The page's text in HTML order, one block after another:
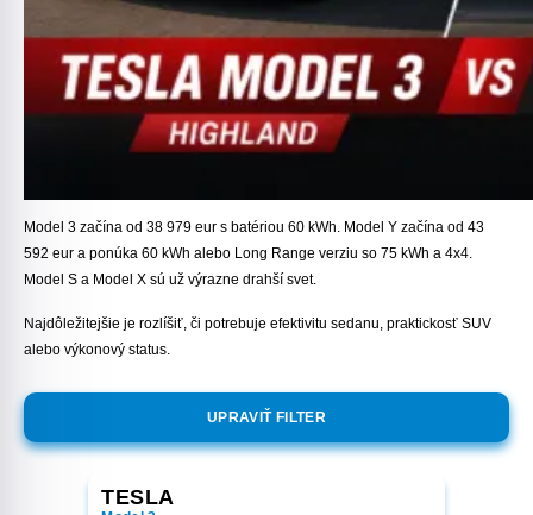
Model 3 začína od 38 979 eur s batériou 60 kWh. Model Y začína od 43
592 eur a ponúka 60 kWh alebo Long Range verziu so 75 kWh a 4x4.
Model S a Model X sú už výrazne drahší svet.
Najdôležitejšie je rozlíšiť, či potrebuje efektivitu sedanu, praktickosť SUV
alebo výkonový status.
UPRAVIŤ FILTER
TESLA